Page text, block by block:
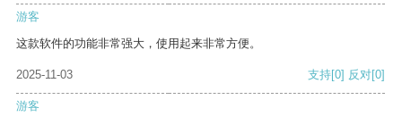
游客
这款软件的功能非常强大，使用起来非常方便。
2025-11-03 支持[0] 反对[0]
游客